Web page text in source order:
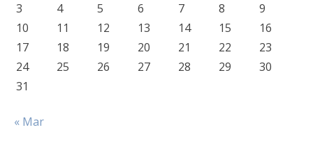
3
4 5 6 7 8
9
10
11 12 13 14 15
16
17
18 19 20 21 22
23
24
25 26 27 28 29
30
31
« Mar